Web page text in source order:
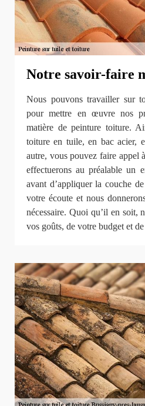
Notre savoir-faire
Nous pouvons travailler sur
pour mettre en œuvre nos
matière de peinture toiture.
toiture en tuile, en bac acier,
autre, vous pouvez faire appel
effectuerons au préalable un
avant d’appliquer la couche
votre écoute et nous
nécessaire. Quoi qu’il en soit,
vos goûts, de votre budget et